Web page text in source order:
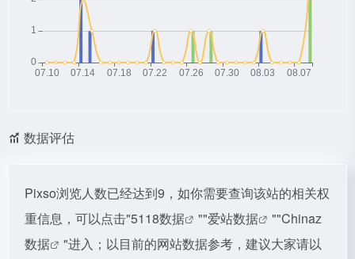
数据评估
Pixso浏览人数已经达到9，如你需要查询该站的相关权
重信息，可以点击"5118数据 ""爱站数据 ""Chinaz
数据
"进入；以目前的网站数据参考，建议大家请以